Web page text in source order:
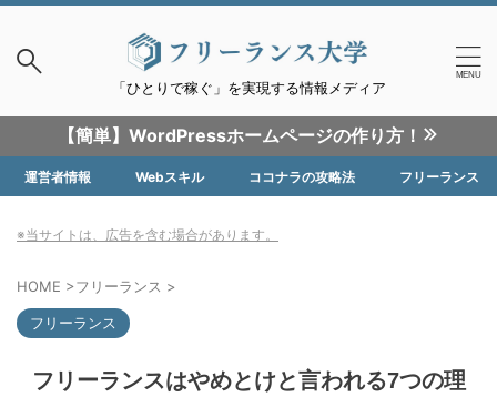
「ひとりで稼ぐ」を実現する情報メディア
【簡単】WordPressホームページの作り方！
運営者情報 Webスキル ココナラの攻略法 フリーランス
※当サイトは、広告を含む場合があります。
HOME >フリーランス >
フリーランス
フリーランスはやめとけと言われる7つの理